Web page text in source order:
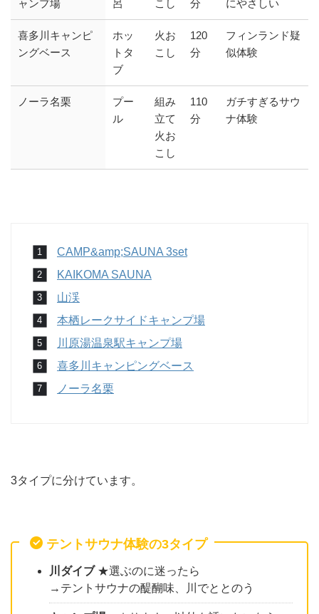
ャンプ場
呂
こし
分
にやさしい
喜多川キャンピ
ングベース
ホッ
トタ
ブ
火お
こし
120
分
フィンランド疑
似体験
ノーラ名栗
プー
ル
組み
立て
火お
こし
110
分
ガチすぎるサウ
ナ体験
CAMP&amp;SAUNA 3set
KAIKOMA SAUNA
山渓
本栖レークサイドキャンプ場
川原湯温泉駅キャンプ場
喜多川キャンピングベース
ノーラ名栗
3タイプに分けています。
テントサウナ体験の3タイプ
川ダイブ★選ぶのに迷ったら
→テントサウナの醍醐味、川でととのう